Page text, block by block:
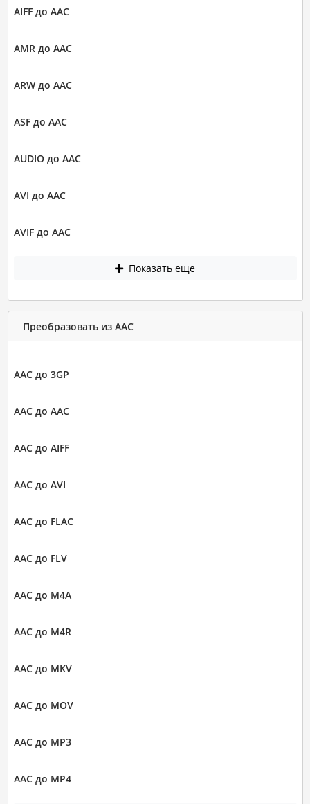
AIFF до AAC
AMR до AAC
ARW до AAC
ASF до AAC
AUDIO до AAC
AVI до AAC
AVIF до AAC
Показать еще
Преобразовать из AAC
AAC до 3GP
AAC до AAC
AAC до AIFF
AAC до AVI
AAC до FLAC
AAC до FLV
AAC до M4A
AAC до M4R
AAC до MKV
AAC до MOV
AAC до MP3
AAC до MP4